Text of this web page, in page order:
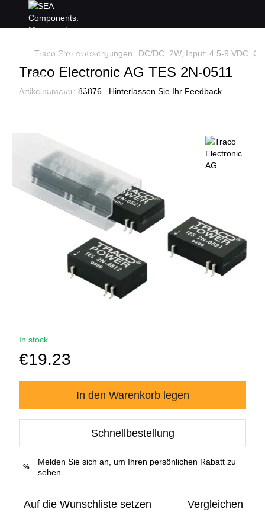
Traco Stromversorgungen DC/DC, 2W, Input: 4.5-9 VDC,
Traco Electronic AG TES 2N-0511
Artikelnummer: 83876 Hinterlassen Sie Ihr Feedback
In stock
€19.23
In den Warenkorb legen
Schnellbestellung
%
Melden Sie sich an, um Ihren persönlichen Rabatt zu
sehen
Auf die Wunschliste setzen Vergleichen